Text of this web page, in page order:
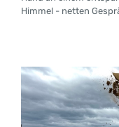
Himmel - netten